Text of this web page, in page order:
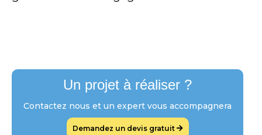
Un projet à réaliser ?
Contactez nous et un expert vous accompagnera
Demandez un devis gratuit